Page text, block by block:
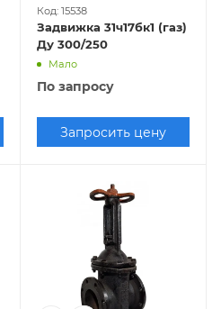
Код: 15538
Задвижка 31ч17бк1 (газ)
Ду 300/250
Мало
По запросу
Запросить цену